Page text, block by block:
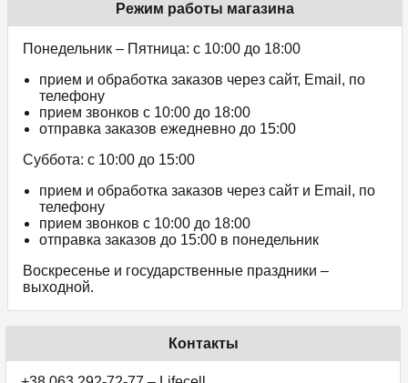
Режим работы магазина
Понедельник – Пятница: с 10:00 до 18:00
прием и обработка заказов через сайт, Email, по
телефону
прием звонков c 10:00 до 18:00
отправка заказов ежедневно до 15:00
Суббота: с 10:00 до 15:00
прием и обработка заказов через сайт и Email, по
телефону
прием звонков c 10:00 до 18:00
отправка заказов до 15:00 в понедельник
Воскресенье и государственные праздники –
выходной.
Контакты